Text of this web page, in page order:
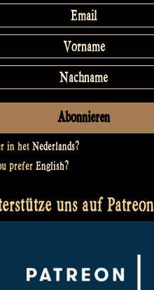
in het Nederlands?
prefer English?
uns auf Patreon